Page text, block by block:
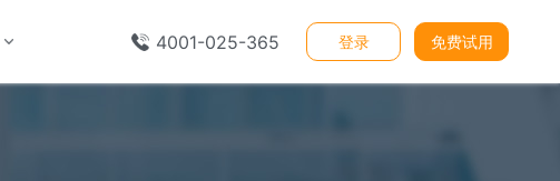
4001-025-365 登录 免费试用